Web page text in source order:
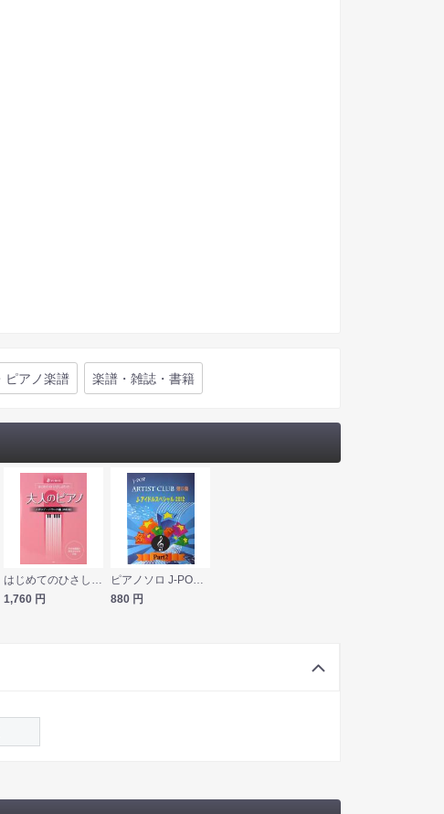
ピアノ楽譜 楽譜・雑誌・書籍
はじめてのひさしぶりの 大人のピアノ Jポップバラード編 改訂版 ケイエムピー
1,760 円
ピアノソロ J-POP ARTIST CLUB 第5集 J-アイドルスペシャル 2012 Part2 ミュージックランド
880 円